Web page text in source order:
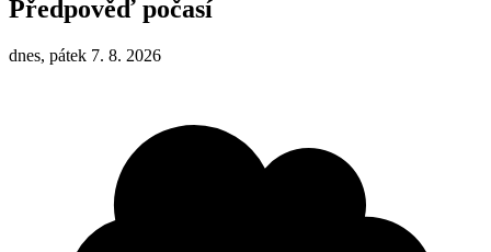
Předpověď počasí
dnes, pátek 7. 8. 2026